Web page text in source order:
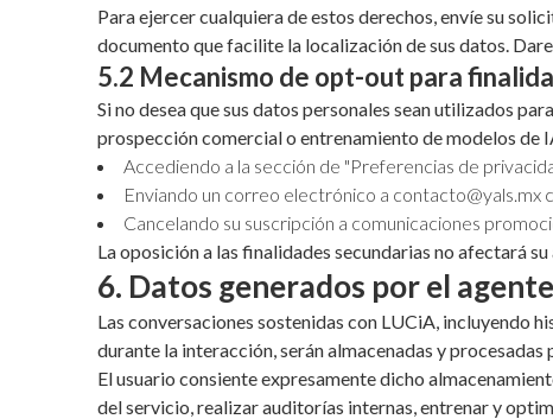
Para ejercer cualquiera de estos derechos, envíe su
documento que facilite la localización de sus datos.
5.2 Mecanismo de opt-out para
Si no desea que sus datos personales sean utilizados
prospección comercial o entrenamiento de modelos de
Accediendo a la sección de "Preferencias de
Enviando un correo electrónico a contacto@yals.mx
Cancelando su suscripción a comunicaciones
La oposición a las finalidades secundarias no afectará
6. Datos generados por el
Las conversaciones sostenidas con LUCiA, incluyendo
durante la interacción, serán almacenadas y
El usuario consiente expresamente dicho
del servicio, realizar auditorías internas, entrenar y